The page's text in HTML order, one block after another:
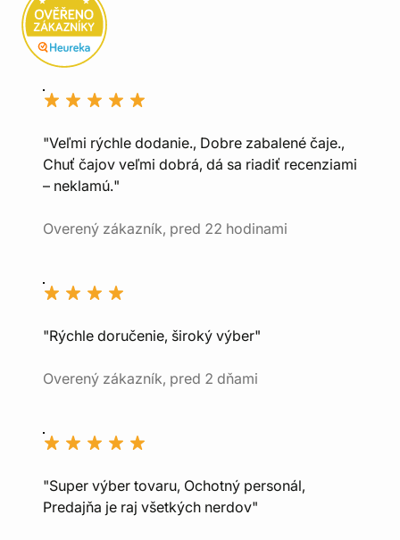
"Veľmi rýchle dodanie., Dobre zabalené čaje.,
Chuť čajov veľmi dobrá, dá sa riadiť recenziami
– neklamú."
Overený zákazník, pred 22 hodinami
"Rýchle doručenie, široký výber"
Overený zákazník, pred 2 dňami
"Super výber tovaru, Ochotný personál,
Predajňa je raj všetkých nerdov"